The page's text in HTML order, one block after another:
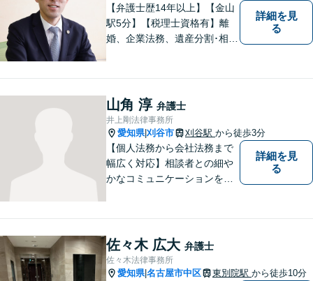
ださい。
【弁護士歴14年以上】【金山
駅5分】【税理士資格有】離
婚、企業法務、遺産分割･相続
解決。【公式LINE】連絡も便
利！お気軽にご相談くださ
い！
詳細を見
る
山角 淳 弁護士
井上剛法律事務所
愛知県|刈谷市 刈谷駅 から徒歩3分
【個人法務から会社法務まで
幅広く対応】相談者との細や
かなコミュニケーションを大
ら、お早めにご相談くださ
い。【JR在来線「刈谷駅」4
分】【駐車場あり】
詳細を見
る
佐々木 広大 弁護士
佐々木法律事務所
愛知県|名古屋市中区 東別院駅 から徒歩10分